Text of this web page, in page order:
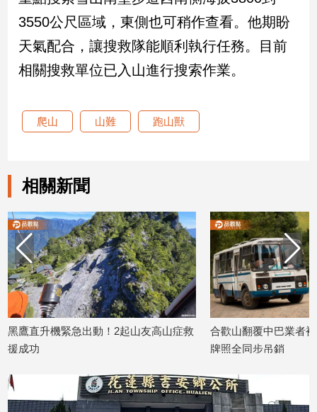
台
灣
觀
觀
樂
娛
樂
星
聞
流
行/
時
星
3550公尺區域，東側也可稍作查看。他期盼
天氣配合，讓搜救隊能順利執行任務。目前
相關搜救單位已入山進行搜索作業。
爬山 山難 跑山獸
相關新聞
急出動！2起山友高山症救
合歡山翻覆中巴業者被廢照！所屬車
牌照全同步吊銷